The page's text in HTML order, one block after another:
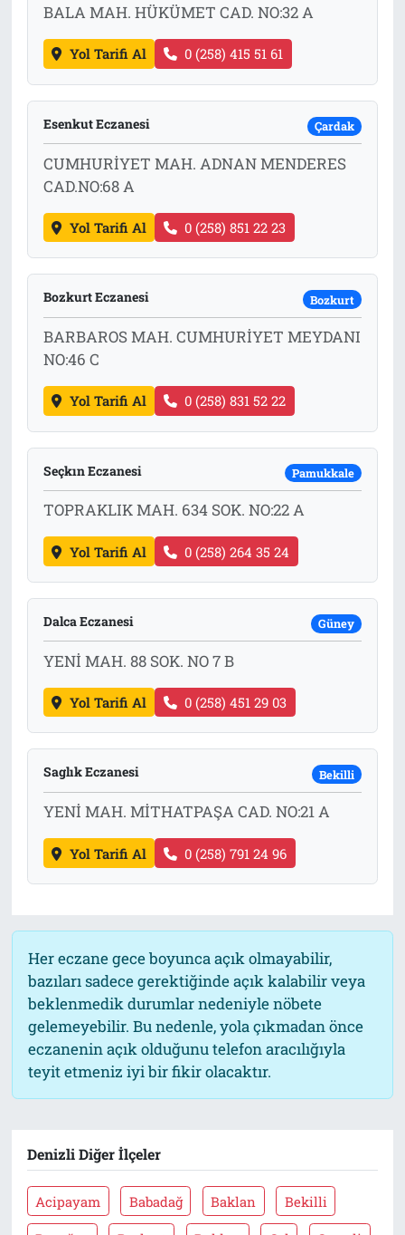
BALA MAH. HÜKÜMET CAD. NO:32 A
Yol Tarifi Al 0 (258) 415 51 61
Esenkut Eczanesi Çardak
CUMHURİYET MAH. ADNAN MENDERES
CAD.NO:68 A
Yol Tarifi Al 0 (258) 851 22 23
Bozkurt Eczanesi Bozkurt
BARBAROS MAH. CUMHURİYET MEYDANI
NO:46 C
Yol Tarifi Al 0 (258) 831 52 22
Seçkın Eczanesi Pamukkale
TOPRAKLIK MAH. 634 SOK. NO:22 A
Yol Tarifi Al 0 (258) 264 35 24
Dalca Eczanesi Güney
YENİ MAH. 88 SOK. NO 7 B
Yol Tarifi Al 0 (258) 451 29 03
Saglık Eczanesi Bekilli
YENİ MAH. MİTHATPAŞA CAD. NO:21 A
Yol Tarifi Al 0 (258) 791 24 96
Her eczane gece boyunca açık olmayabilir,
bazıları sadece gerektiğinde açık kalabilir veya
beklenmedik durumlar nedeniyle nöbete
gelemeyebilir. Bu nedenle, yola çıkmadan önce
eczanenin açık olduğunu telefon aracılığıyla
teyit etmeniz iyi bir fikir olacaktır.
Denizli Diğer İlçeler
Acipayam Babadağ Baklan Bekilli